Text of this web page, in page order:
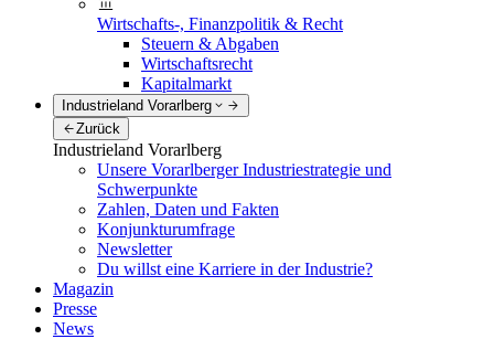
Wirtschafts-, Finanzpolitik & Recht
Steuern & Abgaben
Wirtschaftsrecht
Kapitalmarkt
Industrieland Vorarlberg
Zurück
Industrieland Vorarlberg
Unsere Vorarlberger Industriestrategie und
Schwerpunkte
Zahlen, Daten und Fakten
Konjunkturumfrage
Newsletter
Du willst eine Karriere in der Industrie?
Magazin
Presse
News